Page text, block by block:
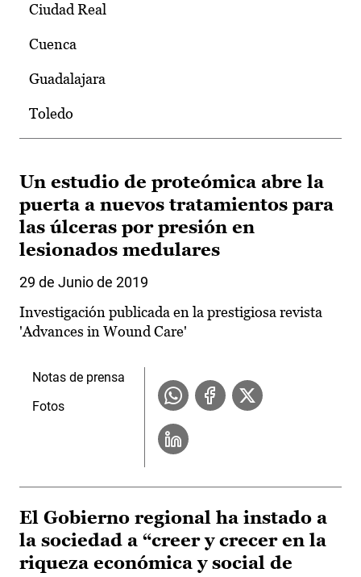
Ciudad Real
Cuenca
Guadalajara
Toledo
Un estudio de proteómica abre la
puerta a nuevos tratamientos para
las úlceras por presión en
lesionados medulares
29 de Junio de 2019
Investigación publicada en la prestigiosa revista
'Advances in Wound Care'
Notas de prensa
Fotos
El Gobierno regional ha instado a
la sociedad a “creer y crecer en la
riqueza económica y social de